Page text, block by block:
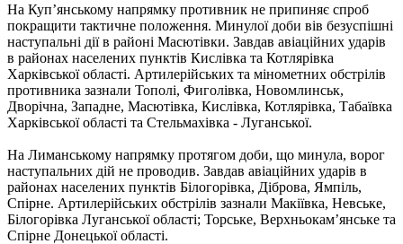
На Куп’янському напрямку противник не припиняє спроб
покращити тактичне положення. Минулої доби вів безуспішні
наступальні дії в районі Масютівки. Завдав авіаційних ударів
в районах населених пунктів Кислівка та Котлярівка
Харківської області. Артилерійських та мінометних обстрілів
противника зазнали Тополі, Фиголівка, Новомлинськ,
Дворічна, Западне, Масютівка, Кислівка, Котлярівка, Табаївка
Харківської області та Стельмахівка - Луганської.
На Лиманському напрямку протягом доби, що минула, ворог
наступальних дій не проводив. Завдав авіаційних ударів в
районах населених пунктів Білогорівка, Діброва, Ямпіль,
Спірне. Артилерійських обстрілів зазнали Макіївка, Невське,
Білогорівка Луганської області; Торське, Верхньокам’янське та
Спірне Донецької області.